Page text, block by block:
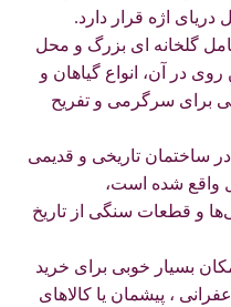
اژه قرار دارد.
گلخانه ای بزرگ و محل
روی در آن، انواع گیاهان و
برای سرگرمی و تفریح
در ساختمان تاریخی و قدیمی
واقع شده است،
و قطعات سنگی از تاریخ
مکان بسیار خوبی برای خرید
، پیشمان یا کالاهای